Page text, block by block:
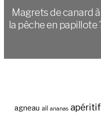
Magrets de canard à
la pêche en papillote
agneau ail ananas apéritif